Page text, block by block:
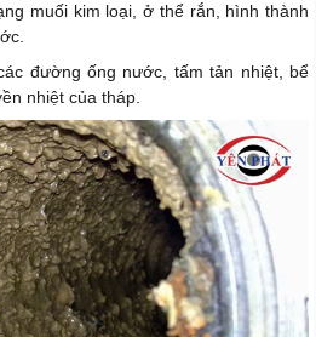
muối kim loại, ở thể rắn, hình thành
đường ống nước, tấm tản nhiệt, bể
nhiệt của tháp.